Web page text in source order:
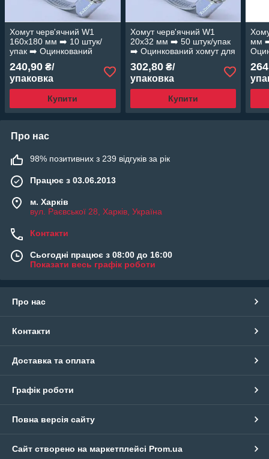
Хомут черв'ячний W1
160х180 мм ➡️ 10 штук/
упак ➡️ Оцинкований
"OPTIMA"
240,90 ₴/
упаковка
Купити
Хомут черв'ячний W1
20х32 мм ➡️ 50 штук/упак
➡️ Оцинкований хомут для
302,80₴/
упаковка
Купити
мм
Про нас
98% позитивних з 239 відгуків за рік
Працює з 03.06.2013
м. Харків
вул. Раєвської 28, Харків, Україна
Контакти
Сьогодні працює з 08:00 до 16:00
Показати весь графік роботи
Про нас
Контакти
Доставка та оплата
Графік роботи
Повна версія сайту
Сайт створено на маркетплейсі Prom.ua